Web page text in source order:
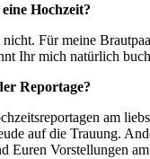
Hochzeit?
Für meine
Ihr mich natürlich
Reportage?
am
auf die Trauung.
Euren Vorstellungen am